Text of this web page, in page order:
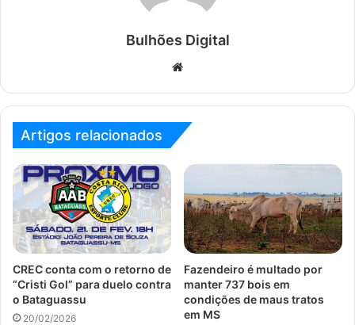
Bulhões Digital
Website
Artigos relacionados
CREC conta com o retorno de
“Cristi Gol” para duelo contra
o Bataguassu
20/02/2026
Fazendeiro é multado por
manter 737 bois em
condições de maus tratos
em MS